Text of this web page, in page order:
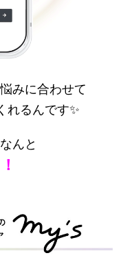
みに合わせて
れるんです✨
んと